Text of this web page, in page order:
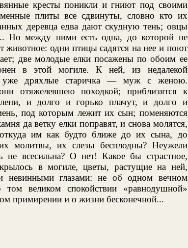
кресты поникли и гниют под своими
плиты все сдвинуты, словно кто их
деревца едва дают скудную тень; овцы
Но между ними есть одна, до которой не
животное: одни птицы садятся на нее и поют
две молодые елки посажены по обоим ее
в этой могиле. К ней, из недалекой
уже дряхлые старичка — муж с женою.
отяжелевшею походкой; приблизятся к
и долго и горько плачут, и долго и
под которым лежит их сын; поменяются
да ветку елки поправят, и снова молятся,
им как будто ближе до их сына, до
молитвы, их слезы бесплодны? Неужели
не всесильна? О нет! Какое бы страстное,
в могиле, цветы, растущие на ней,
невинными глазами: не об одном вечном
великом спокойствии «равнодушной»
примирении и о жизни бесконечной...